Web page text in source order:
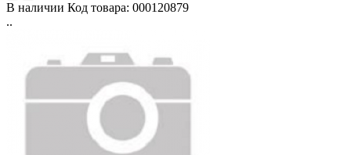
В наличии Код товара: 000120879
..